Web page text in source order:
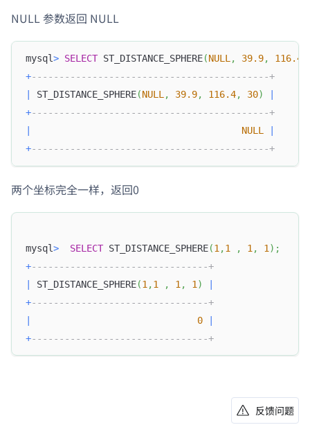
NULL 参数返回 NULL
mysql> SELECT ST_DISTANCE_SPHERE(NULL, 39.9, 116.4
+-------------------------------------------+
ST_DISTANCE_SPHERE(NULL, 39.9, 116.4, 30)
+-------------------------------------------+
NULL
+-------------------------------------------+
两个坐标完全一样，返回0
mysql> SELECT ST_DISTANCE_SPHERE(1 ,1 , 1 , 1 ) ;
+--------------------------------+
|
ST_DISTANCE_SPHERE(1 ,1 , 1 , 1 )
|
+--------------------------------+
|
0
|
+--------------------------------+
反馈问题